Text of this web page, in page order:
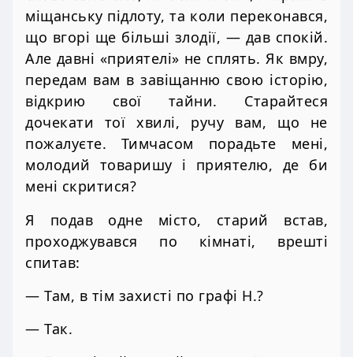
міщанську підлоту, та коли переконався,
що вгорі ще більші злодії, — дав спокій.
Але давні «приятелі» не сплять. Як вмру,
передам вам в завіщанню свою історію,
відкрию свої тайни. Старайтеся
дочекати тої хвилі, ручу вам, що не
пожалуєте. Тимчасом порадьте мені,
молодий товаришу і приятелю, де би
мені скритися?
Я подав одне місто, старий встав,
проходжувався по кімнаті, врешті
спитав:
— Там, в тім захисті по графі Н.?
— Так.